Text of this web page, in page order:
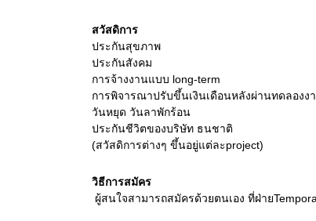
สวัสดิการ
ประกันสุขภาพ
ประกันสังคม
การจ้างงานแบบ long-term
การพิจารณาปรับขึ้นเงินเดือนหลังผ่านทดลองง
วันหยุด วันลาพักร้อน
ประกันชีวิตของบริษัท ธนชาติ
(สวัสดิการต่างๆ ขึ้นอยู่แต่ละproject)
วิธีการสมัคร
 ผู้สนใจสามารถสมัครด้วยตนเอง ที่ฝ่าย